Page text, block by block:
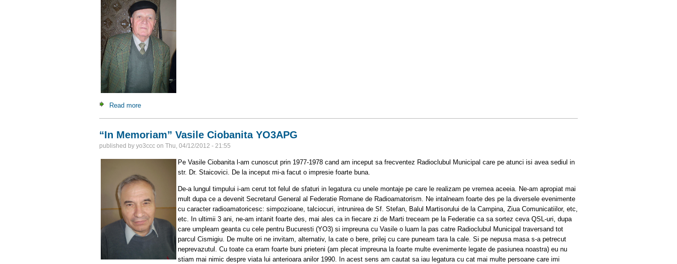
Read more
“In Memoriam” Vasile Ciobanita YO3APG
published by yo3ccc on Thu, 04/12/2012 - 21:55
Pe Vasile Ciobanita l-am cunoscut prin 1977-1978 cand am inceput sa frecventez Radioclubul Municipal care pe atunci isi avea sediul in
str. Dr. Staicovici. De la inceput mi-a facut o impresie foarte buna.
De-a lungul timpului i-am cerut tot felul de sfaturi in legatura cu unele montaje pe care le realizam pe vremea aceeia. Ne-am apropiat mai
mult dupa ce a devenit Secretarul General al Federatie Romane de Radioamatorism. Ne intalneam foarte des pe la diversele evenimente
cu caracter radioamatoricesc: simpozioane, talciocuri, intrunirea de Sf. Stefan, Balul Martisorului de la Campina, Ziua Comunicatiilor, etc,
etc. In ultimii 3 ani, ne-am intanit foarte des, mai ales ca in fiecare zi de Marti treceam pe la Federatie ca sa sortez ceva QSL-uri, dupa
care umpleam geanta cu cele pentru Bucuresti (YO3) si impreuna cu Vasile o luam la pas catre Radioclubul Municipal traversand tot
parcul Cismigiu. De multe ori ne invitam, alternativ, la cate o bere, prilej cu care puneam tara la cale. Si pe nepusa masa s-a petrecut
neprevazutul. Cu toate ca eram foarte buni prieteni (am plecat impreuna la foarte multe evenimente legate de pasiunea noastra) eu nu
stiam mai nimic despre viata lui anterioara anilor 1990. In acest sens am cautat sa iau legatura cu cat mai multe persoane care imi